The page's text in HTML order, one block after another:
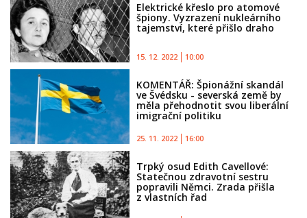
Elektrické křeslo pro atomové
špiony. Vyzrazení nukleárního
tajemství, které přišlo draho
15. 12. 2022 10:00
KOMENTÁŘ: Špionážní skandál
ve Švédsku - severská země by
měla přehodnotit svou liberální
imigrační politiku
25. 11. 2022 16:00
Trpký osud Edith Cavellové:
Statečnou zdravotní sestru
popravili Němci. Zrada přišla
z vlastních řad